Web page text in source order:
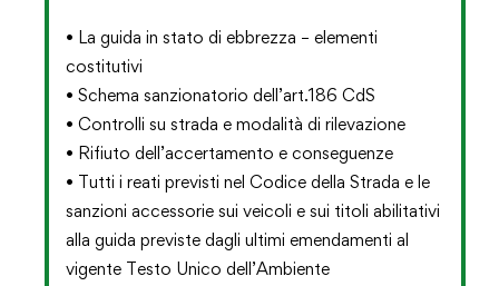
• La guida in stato di ebbrezza – elementi
costitutivi
• Schema sanzionatorio dell’art.186 CdS
• Controlli su strada e modalità di rilevazione
• Rifiuto dell’accertamento e conseguenze
• Tutti i reati previsti nel Codice della Strada e le
sanzioni accessorie sui veicoli e sui titoli abilitativi
alla guida previste dagli ultimi emendamenti al
vigente Testo Unico dell’Ambiente